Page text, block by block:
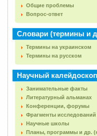
Общие проблемы
Вопрос-ответ
Словари (термины и
Термины на украинском
Термины на русском
Научный калейдоскоп
Занимательные факты
Литературный альманах
Конференции, форумы
Фрагменты исследований
Научные школы
Планы, программы и др.